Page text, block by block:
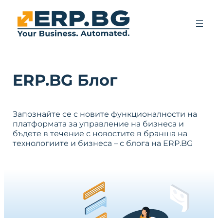
ERP.BG Блог
Запознайте се с новите функционалности на
платформата за управление на бизнеса и
бъдете в течение с новостите в бранша на
технологиите и бизнеса – с блога на ERP.BG